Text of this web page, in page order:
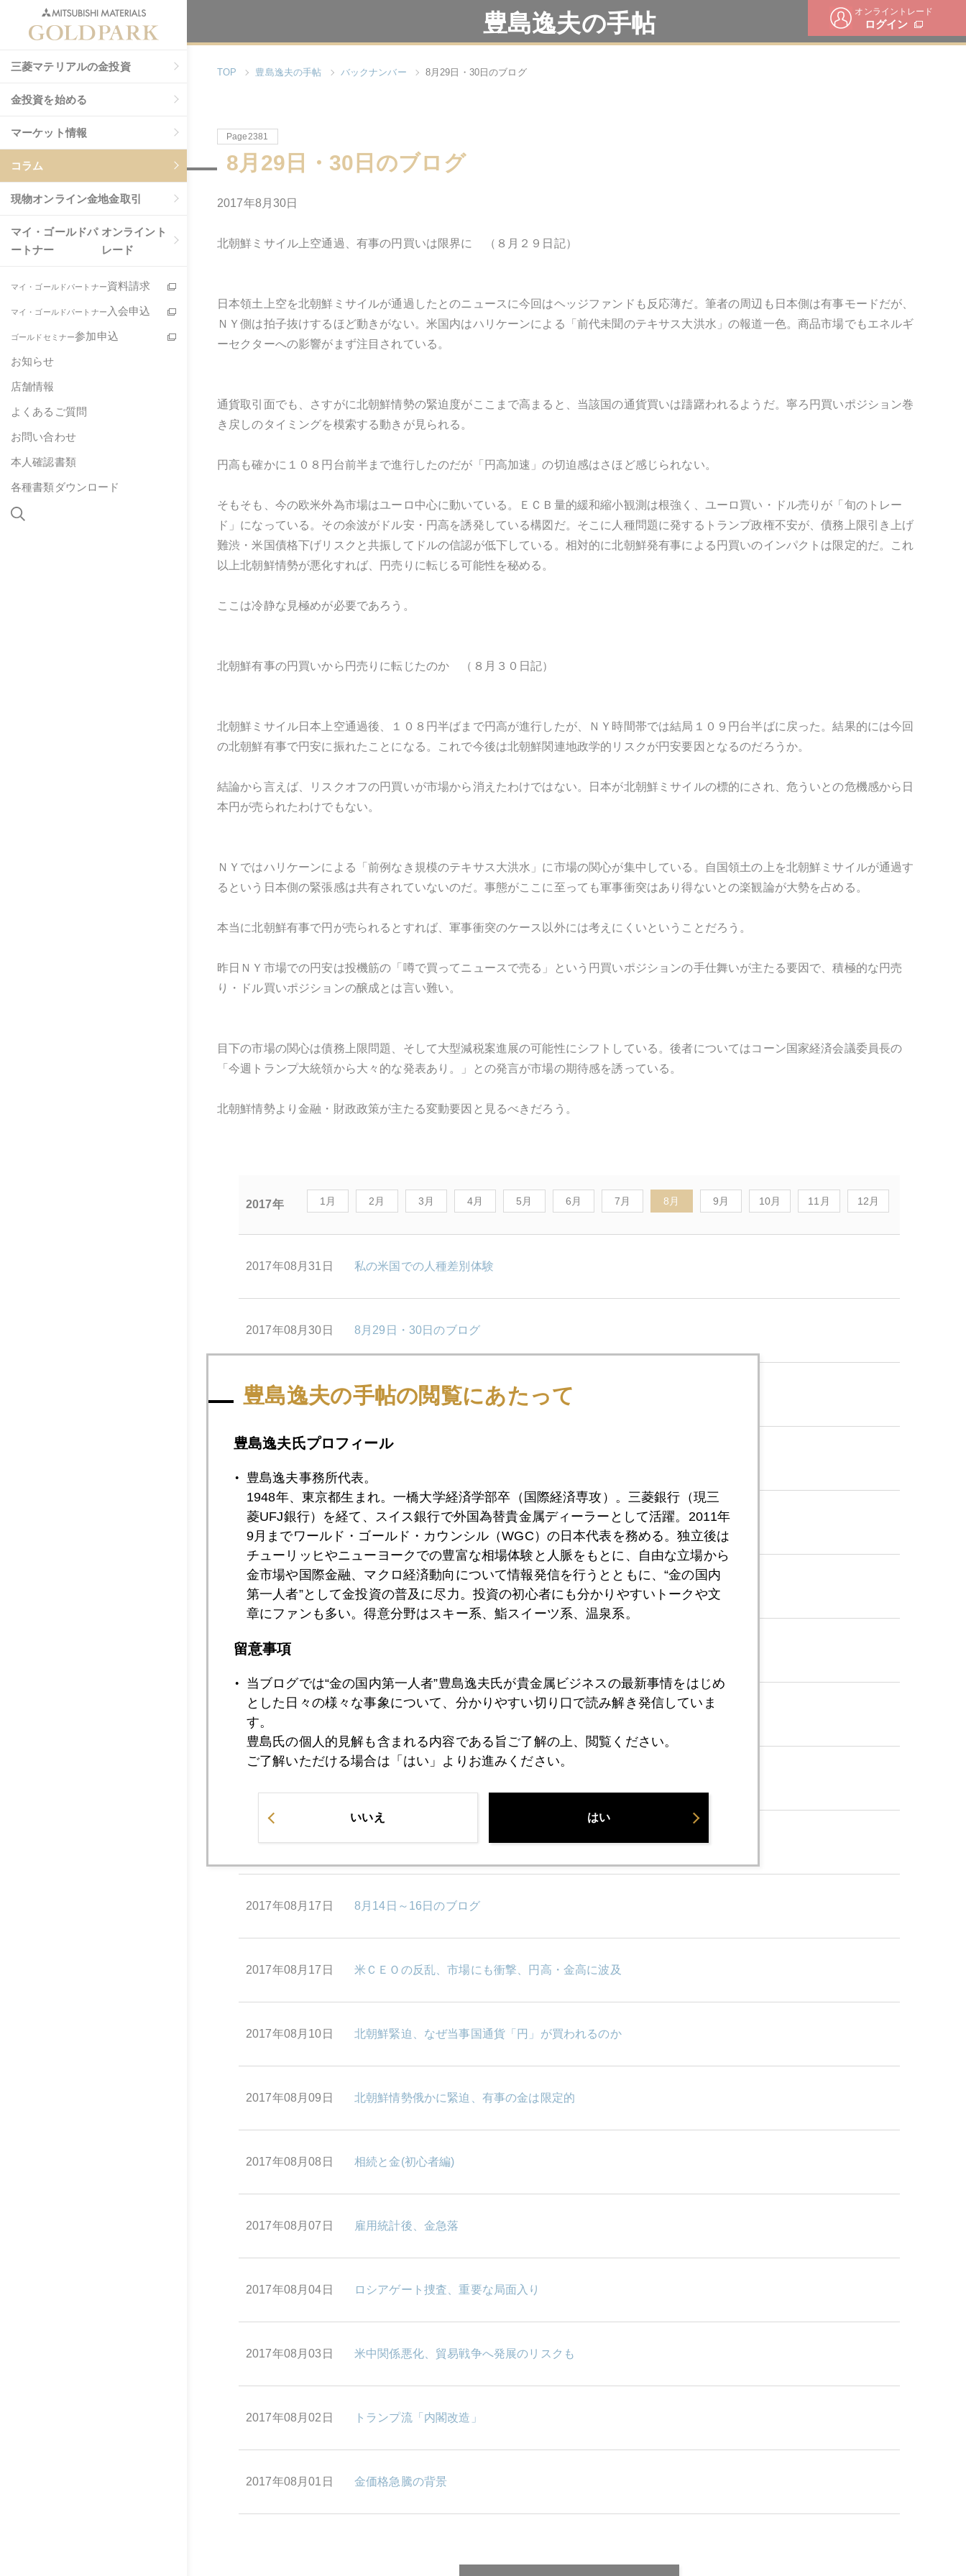
オンライントレード
ログイン
三菱マテリアルの金投資
金投資を始める
マーケット情報
コラム
現物オンライン金地金取引
マイ・ゴールドパ
ートナー
オンライント
レード
マイ・ゴールドパートナー資料請求
マイ・ゴールドパートナー 入会申込
ゴールドセミナー参加申込
お知らせ
店舗情報
よくあるご質問
お問い合わせ
本人確認書類
各種書類ダウンロード
豊島逸夫の手帖
TOP 豊島逸夫の手帖 バックナンバー 8月29日・30日のブログ
Page2381
8月29日・30日のブログ
2017年8月30日
北朝鮮ミサイル上空通過、有事の円買いは限界に （８月２９日記）
日本領土上空を北朝鮮ミサイルが通過したとのニュースに今回はヘッジファンドも反応薄だ。筆者の周辺も日本側は有事モードだが、
ＮＹ側は拍子抜けするほど動きがない。米国内はハリケーンによる「前代未聞のテキサス大洪水」の報道一色。商品市場でもエネルギ
ーセクターへの影響がまず注目されている。
通貨取引面でも、さすがに北朝鮮情勢の緊迫度がここまで高まると、当該国の通貨買いは躊躇われるようだ。寧ろ円買いポジション巻
き戻しのタイミングを模索する動きが見られる。
円高も確かに１０８円台前半まで進行したのだが「円高加速」の切迫感はさほど感じられない。
そもそも、今の欧米外為市場はユーロ中心に動いている。ＥＣＢ量的緩和縮小観測は根強く、ユーロ買い・ドル売りが「旬のトレー
ド」になっている。その余波がドル安・円高を誘発している構図だ。そこに人種問題に発するトランプ政権不安が、債務上限引き上げ
難渋・米国債格下げリスクと共振してドルの信認が低下している。相対的に北朝鮮発有事による円買いのインパクトは限定的だ。これ
以上北朝鮮情勢が悪化すれば、円売りに転じる可能性を秘める。
ここは冷静な見極めが必要であろう。
北朝鮮有事の円買いから円売りに転じたのか （８月３０日記）
北朝鮮ミサイル日本上空通過後、１０８円半ばまで円高が進行したが、ＮＹ時間帯では結局１０９円台半ばに戻った。結果的には今回
の北朝鮮有事で円安に振れたことになる。これで今後は北朝鮮関連地政学的リスクが円安要因となるのだろうか。
結論から言えば、リスクオフの円買いが市場から消えたわけではない。日本が北朝鮮ミサイルの標的にされ、危ういとの危機感から日
本円が売られたわけでもない。
ＮＹではハリケーンによる「前例なき規模のテキサス大洪水」に市場の関心が集中している。自国領土の上を北朝鮮ミサイルが通過す
るという日本側の緊張感は共有されていないのだ。事態がここに至っても軍事衝突はあり得ないとの楽観論が大勢を占める。
本当に北朝鮮有事で円が売られるとすれば、軍事衝突のケース以外には考えにくいということだろう。
昨日ＮＹ市場での円安は投機筋の「噂で買ってニュースで売る」という円買いポジションの手仕舞いが主たる要因で、積極的な円売
り・ドル買いポジションの醸成とは言い難い。
目下の市場の関心は債務上限問題、そして大型減税案進展の可能性にシフトしている。後者についてはコーン国家経済会議委員長の
「今週トランプ大統領から大々的な発表あり。」との発言が市場の期待感を誘っている。
北朝鮮情勢より金融・財政政策が主たる変動要因と見るべきだろう。
2017年 1月 2月 3月 4月 5月 6月 7月 8月 9月 10月 11月 12月
2017年08月31日 私の米国での人種差別体験
2017年08月30日 8月29日・30日のブログ
2017年08月29日 早朝のミサイル・アラート、やっぱり有事の金？
2017年08月25日 ジャクソンホールって何なの？
2017年08月24日 それでもトランプ支持率４割近く
2017年08月23日
2017年08月22日 金価格１３００ドル再接近
2017年08月18日 三つの同時多発有事、市場を揺らす
2017年08月17日 8月14日～16日のブログ
2017年08月17日 米ＣＥＯの反乱、市場にも衝撃、円高・金高に波及
2017年08月10日 北朝鮮緊迫、なぜ当事国通貨「円」が買われるのか
2017年08月09日 北朝鮮情勢俄かに緊迫、有事の金は限定的
2017年08月08日 相続と金(初心者編)
2017年08月07日 雇用統計後、金急落
2017年08月04日 ロシアゲート捜査、重要な局面入り
2017年08月03日 米中関係悪化、貿易戦争へ発展のリスクも
2017年08月02日 トランプ流「内閣改造」
2017年08月01日 金価格急騰の背景
豊島逸夫の手帖の閲覧にあたって
豊島逸夫氏プロフィール
豊島逸夫事務所代表。
1948年、東京都生まれ。一橋大学経済学部卒（国際経済専攻）。三菱銀行（現三
菱UFJ銀行）を経て、スイス銀行で外国為替貴金属ディーラーとして活躍。2011年
9月までワールド・ゴールド・カウンシル（WGC）の日本代表を務める。独立後は
チューリッヒやニューヨークでの豊富な相場体験と人脈をもとに、自由な立場から
金市場や国際金融、マクロ経済動向について情報発信を行うとともに、“金の国内
第一人者”として金投資の普及に尽力。投資の初心者にも分かりやすいトークや文
章にファンも多い。得意分野はスキー系、鮨スイーツ系、温泉系。
留意事項
当ブログでは“金の国内第一人者”豊島逸夫氏が貴金属ビジネスの最新事情をはじめ
とした日々の様々な事象について、分かりやすい切り口で読み解き発信していま
す。
豊島氏の個人的見解も含まれる内容である旨ご了解の上、閲覧ください。
ご了解いただける場合は「はい」よりお進みください。
いいえ はい